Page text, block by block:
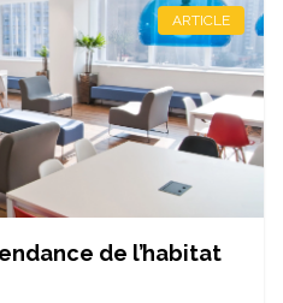
ARTICLE
de l’habitat